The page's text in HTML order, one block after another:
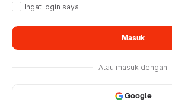
Ingat login saya
Masuk
Atau masuk dengan
Google